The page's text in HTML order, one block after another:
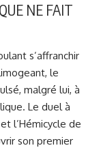
NE FAIT
s’affranchir
le
malgré lui, à
Le duel à
l’Hémicycle de
son premier